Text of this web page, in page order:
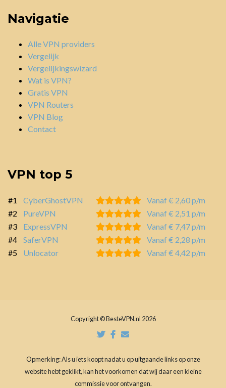
Navigatie
Alle VPN providers
Vergelijk
Vergelijkingswizard
Wat is VPN?
Gratis VPN
VPN Routers
VPN Blog
Contact
VPN top 5
#1 CyberGhostVPN
Vanaf € 2,60 p/m
#2
PureVPN
Vanaf € 2,51 p/m
#3
ExpressVPN
Vanaf € 7,47 p/m
#4
SaferVPN
Vanaf € 2,28 p/m
#5
Unlocator Vanaf € 4,42 p/m
Copyright © BesteVPN.nl 2026
Opmerking: Als u iets koopt nadat u op uitgaande links op onze
website hebt geklikt, kan het voorkomen dat wij daar een kleine
commissie voor ontvangen.